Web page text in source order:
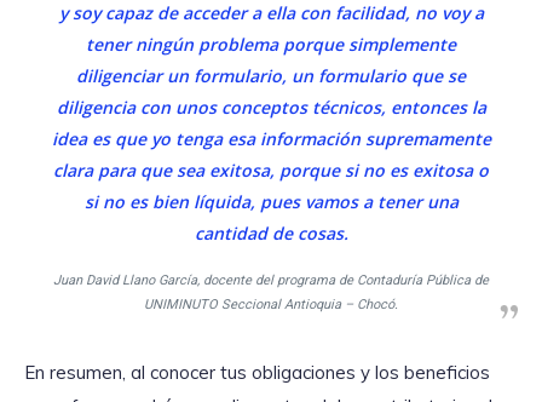
y soy capaz de acceder a ella con facilidad, no voy a
tener ningún problema porque simplemente
diligenciar un formulario, un formulario que se
diligencia con unos conceptos técnicos, entonces la
idea es que yo tenga esa información supremamente
clara para que sea exitosa, porque si no es exitosa o
si no es bien líquida, pues vamos a tener una
cantidad de cosas.
Juan David Llano García, docente del programa de Contaduría Pública de
UNIMINUTO Seccional Antioquia – Chocó.
En resumen, al conocer tus obligaciones y los beneficios